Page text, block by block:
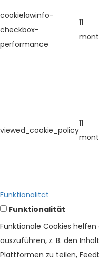
cookielawinfo-
checkbox-
performance
11
viewed_cookie_policy
11
Funktionalität
Funktionalität
Funktionale Cookies
auszuführen, z. B. den
Plattformen zu teilen,